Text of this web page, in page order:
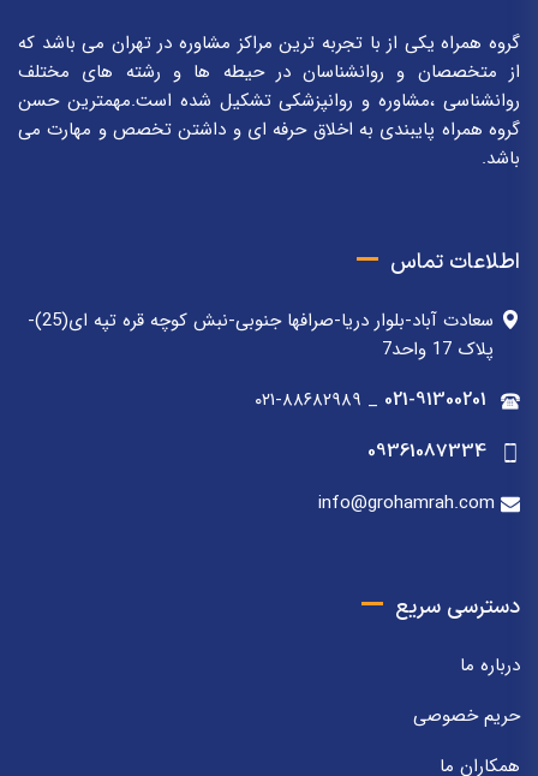
گروه همراه یکی از با تجربه ترین مراکز مشاوره در تهران می باشد که
از متخصصان و روانشناسان در حیطه ها و رشته های مختلف
روانشناسی ،مشاوره و روانپزشکی تشکیل شده است.مهمترین حسن
گروه همراه پایبندی به اخلاق حرفه ای و داشتن تخصص و مهارت می
باشد.
اطلاعات تماس
سعادت آباد-بلوار دریا-صرافها جنوبی-نبش کوچه قره تپه ای(25)-
پلاک 17 واحد7
021-91300201
_ ۰۲۱-۸۸۶۸۲۹۸۹
09361087334
info@grohamrah.com
دسترسی سریع
درباره ما
حریم خصوصی
همکاران ما